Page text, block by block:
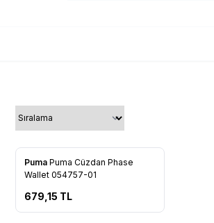
Favorilere Ekle
Puma Puma Cüzdan Phase
Wallet 054757-01
679,15 TL